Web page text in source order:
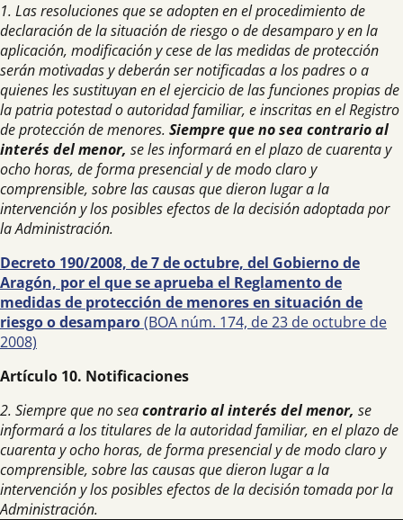
1. Las resoluciones que se adopten en el procedimiento de
declaración de la situación de riesgo o de desamparo y en la
aplicación, modificación y cese de las medidas de protección
serán motivadas y deberán ser notificadas a los padres o a
quienes les sustituyan en el ejercicio de las funciones propias de
la patria potestad o autoridad familiar, e inscritas en el Registro
de protección de menores. Siempre que no sea contrario al
interés del menor, se les informará en el plazo de cuarenta y
ocho horas, de forma presencial y de modo claro y
comprensible, sobre las causas que dieron lugar a la
intervención y los posibles efectos de la decisión adoptada por
la Administración.
Decreto 190/2008, de 7 de octubre, del Gobierno de
Aragón, por el que se aprueba el Reglamento de
medidas de protección de menores en situación de
riesgo o desamparo(BOA núm. 174, de 23 de octubre de
2008)
Artículo 10. Notificaciones
2. Siempre que no seacontrario al interés del menor, se
informará a los titulares de la autoridad familiar, en el plazo de
cuarenta y ocho horas, de forma presencial y de modo claro y
comprensible, sobre las causas que dieron lugar a la
intervención y los posibles efectos de la decisión tomada por la
Administración.